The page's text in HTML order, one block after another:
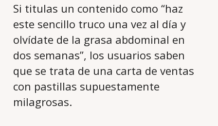
Si titulas un contenido como “haz
este sencillo truco una vez al día y
olvídate de la grasa abdominal en
dos semanas”, los usuarios saben
que se trata de una carta de ventas
con pastillas supuestamente
milagrosas.